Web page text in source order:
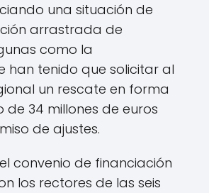
una situación de
arrastrada de
como la
han tenido que solicitar al
un rescate en forma
34 millones de euros
de ajustes.
convenio de financiación
los rectores de las seis